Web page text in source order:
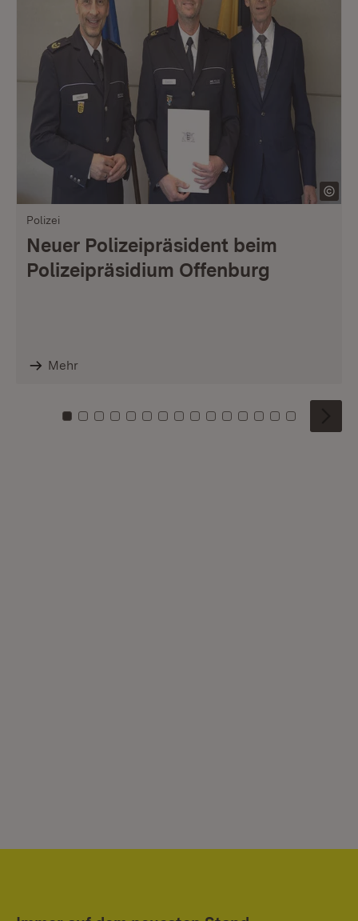
Polizei
Neuer Polizeipräsident beim
Polizeipräsidium Offenburg
Mehr
Zu Kachel: 0
Zu Kachel: 1
Zu Kachel: 2
Zu Kachel: 3
Zu Kachel: 4
Zu Kachel: 5
Zu Kachel: 6
Zu Kachel: 7
Zu Kachel: 8
Zu Kachel: 9
Zu Kachel: 10
Zu Kachel: 11
Zu Kachel: 12
Zu Kachel:
Zu